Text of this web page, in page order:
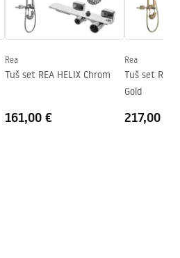
Primo
Na tuš kadi ili podu
Lijevo ili desno
Ne
Rea
Tuš set REA HELIX Chrom
161,00 €
Rea
Tuš set REA
Gold
217,00 €